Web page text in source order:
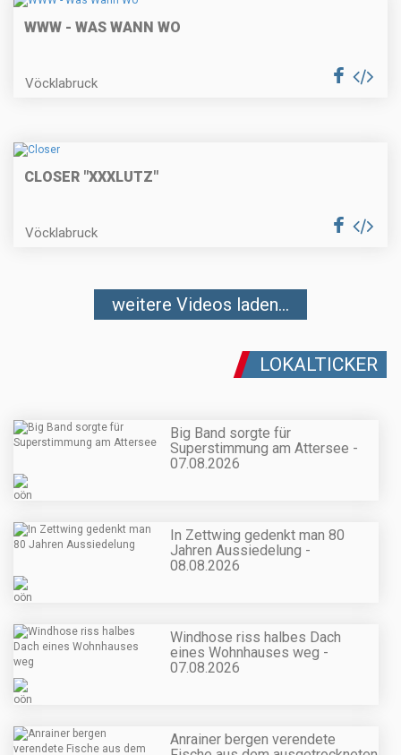
WWW - WAS WANN WO
Vöcklabruck
CLOSER "XXXLUTZ"
Vöcklabruck
weitere Videos laden...
LOKALTICKER
Big Band sorgte für
Superstimmung am Attersee -
07.08.2026
In Zettwing gedenkt man 80
Jahren Aussiedelung -
08.08.2026
Windhose riss halbes Dach
eines Wohnhauses weg -
07.08.2026
Anrainer bergen verendete